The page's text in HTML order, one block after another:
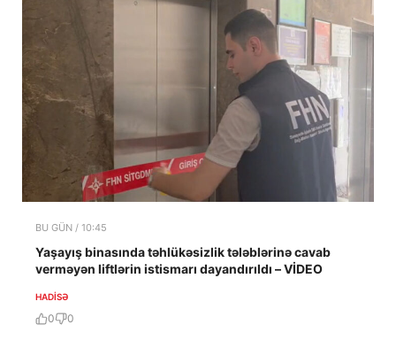
BU GÜN / 10:45
Yaşayış binasında təhlükəsizlik tələblərinə cavab
verməyən liftlərin istismarı dayandırıldı – VİDEO
HADISƏ
0 0